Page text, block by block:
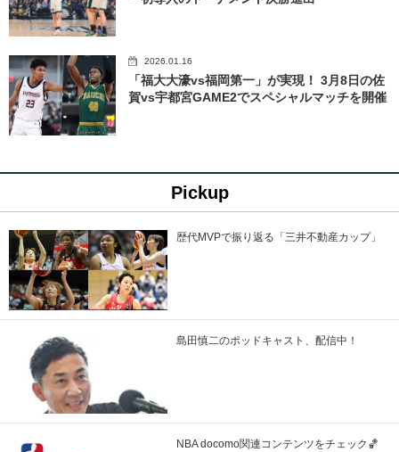
2026.01.16
「福大大濠vs福岡第一」が実現！ 3月8日の佐
賀vs宇都宮GAME2でスペシャルマッチを開催
Pickup
歴代MVPで振り返る「三井不動産カップ」
島田慎二のポッドキャスト、配信中！
NBA docomo関連コンテンツをチェック🏀